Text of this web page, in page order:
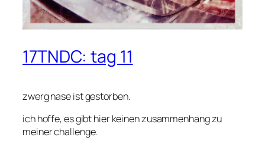
17TNDC: tag 11
zwerg nase ist gestorben.
ich hoffe, es gibt hier keinen zusammenhang zu
meiner challenge.